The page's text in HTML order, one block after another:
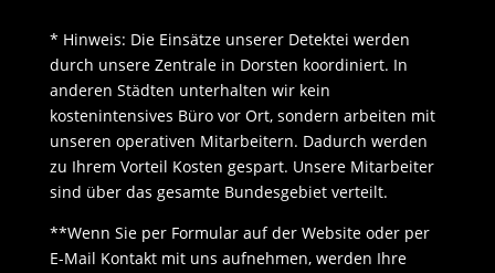
* Hinweis: Die Einsätze unserer Detektei werden
durch unsere Zentrale in Dorsten koordiniert. In
anderen Städten unterhalten wir kein
kostenintensives Büro vor Ort, sondern arbeiten mit
unseren operativen Mitarbeitern. Dadurch werden
zu Ihrem Vorteil Kosten gespart. Unsere Mitarbeiter
sind über das gesamte Bundesgebiet verteilt.
**Wenn Sie per Formular auf der Website oder per
E-Mail Kontakt mit uns aufnehmen, werden Ihre